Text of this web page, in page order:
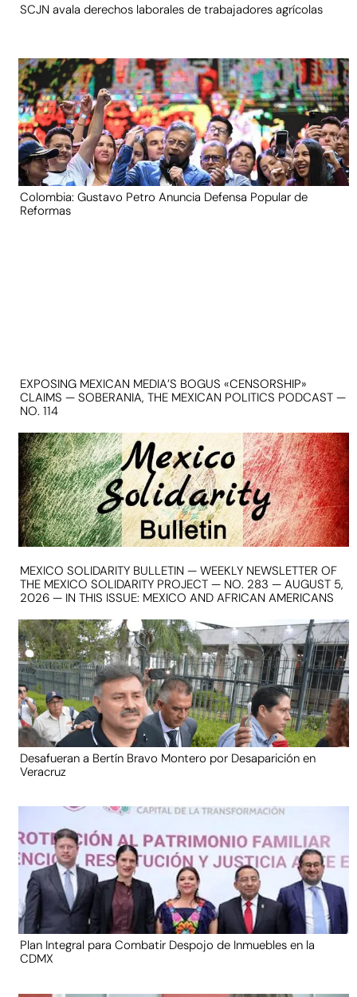
SCJN avala derechos laborales de trabajadores agrícolas
Colombia: Gustavo Petro Anuncia Defensa Popular de
Reformas
EXPOSING MEXICAN MEDIA’S BOGUS «CENSORSHIP»
CLAIMS — SOBERANIA, THE MEXICAN POLITICS PODCAST —
NO. 114
MEXICO SOLIDARITY BULLETIN — WEEKLY NEWSLETTER OF
THE MEXICO SOLIDARITY PROJECT — NO. 283 — AUGUST 5,
2026 — IN THIS ISSUE: MEXICO AND AFRICAN AMERICANS
Desafueran a Bertín Bravo Montero por Desaparición en
Veracruz
Plan Integral para Combatir Despojo de Inmuebles en la
CDMX